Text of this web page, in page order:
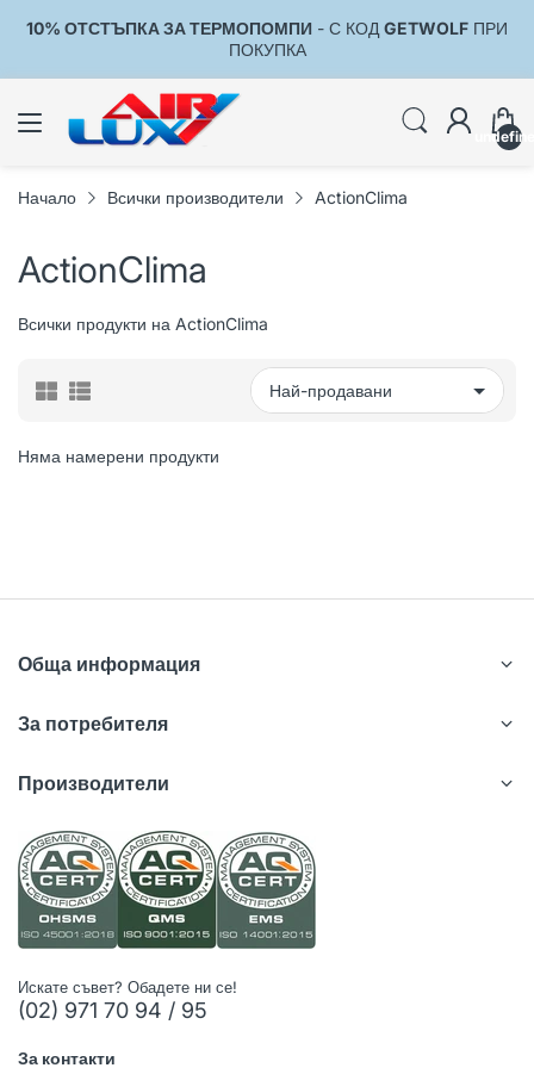
10% ОТСТЪПКА ЗА ТЕРМОПОМПИ - С КОД GETWOLF ПРИ
ПОКУПКА
Начало Всички производители ActionClima
ActionClima
Всички продукти на ActionClima
Няма намерени продукти
Обща информация
За потребителя
Производители
Искате съвет? Обадете ни се!
(02) 971 70 94 / 95
За контакти